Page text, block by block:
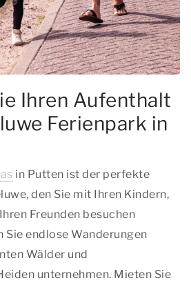
Ihren Aufenthalt
Ferienpark in
in Putten ist der perfekte
den Sie mit Ihren Kindern,
Freunden besuchen
Sie endlose Wanderungen
Wälder und
unternehmen. Mieten Sie